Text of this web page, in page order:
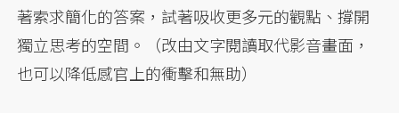
著索求簡化的答案，試著吸收更多元的觀點、撐開
獨立思考的空間。（改由文字閱讀取代影音畫面，
也可以降低感官上的衝擊和無助）